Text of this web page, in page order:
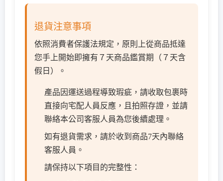
退貨注意事項
依照消費者保護法規定，原則上從商品抵達
您手上開始即擁有７天商品鑑賞期（７天含
假日）。
產品因運送過程導致瑕疵，請收取包裹時
直接向宅配人員反應，且拍照存證，並請
聯絡本公司客服人員為您後續處理。
如有退貨需求，請於收到商品7天內聯絡
客服人員。
請保持以下項目的完整性：